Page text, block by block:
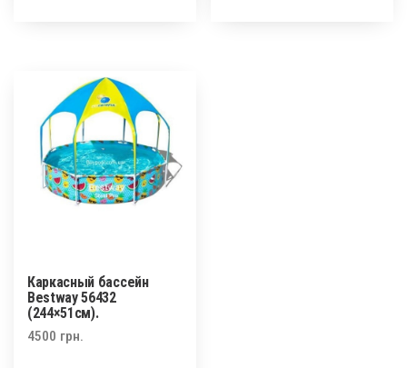
Каркасный бассейн
Bestway 56432
(244×51см).
4500 грн.